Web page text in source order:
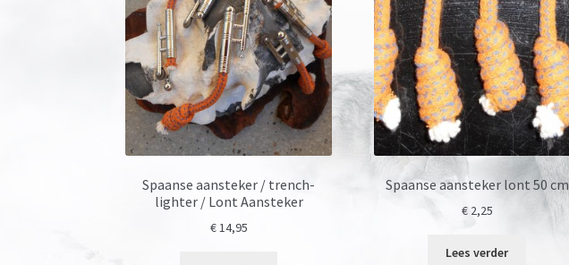
Spaanse aansteker / trench-
lighter / Lont Aansteker
€14,95
Spaanse aansteker lont 50 cm
€2,25
Lees verder